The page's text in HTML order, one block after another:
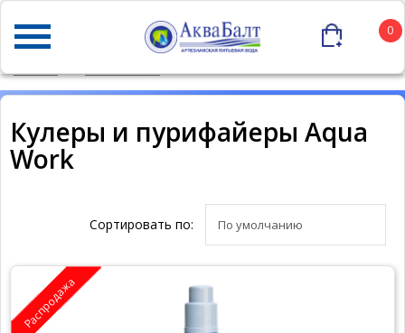
0
Кулеры и пурифайеры Aqua
Work
Сортировать по:
Распродажа